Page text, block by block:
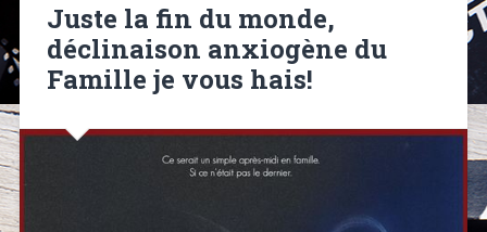
Juste la fin du monde,
déclinaison anxiogène du
Famille je vous hais!